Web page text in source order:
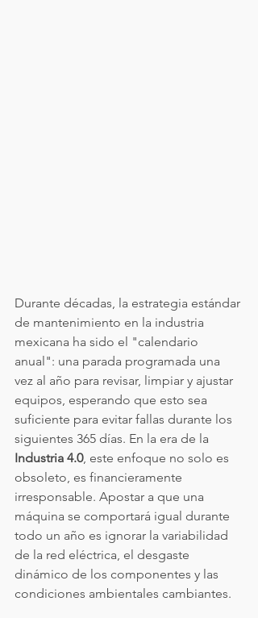
Durante décadas, la estrategia estándar
de mantenimiento en la industria
mexicana ha sido el "calendario
anual": una parada programada una
vez al año para revisar, limpiar y ajustar
equipos, esperando que esto sea
suficiente para evitar fallas durante los
siguientes 365 días. En la era de la
Industria 4.0, este enfoque no solo es
obsoleto, es financieramente
irresponsable. Apostar a que una
máquina se comportará igual durante
todo un año es ignorar la variabilidad
de la red eléctrica, el desgaste
dinámico de los componentes y las
condiciones ambientales cambiantes.